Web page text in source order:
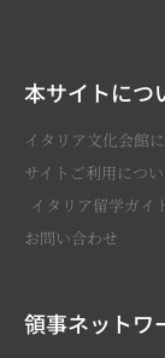
本サイトにつ
イタリア文化会館
サイトご利用につ
イタリア留学ガイ
お問い合わせ
領事ネットワ